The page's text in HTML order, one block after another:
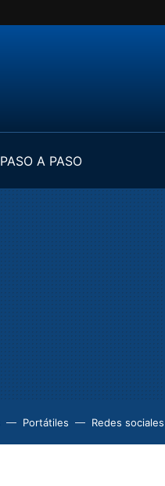
PASO A PASO
Portátiles Redes sociales